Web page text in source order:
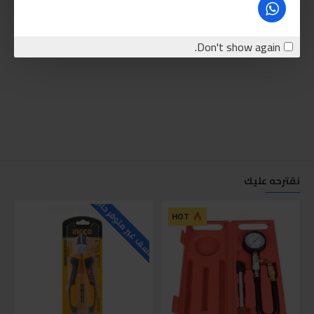
Don't show again.
نقترحه عليك
HOT للاسف غير متوفر حاليا